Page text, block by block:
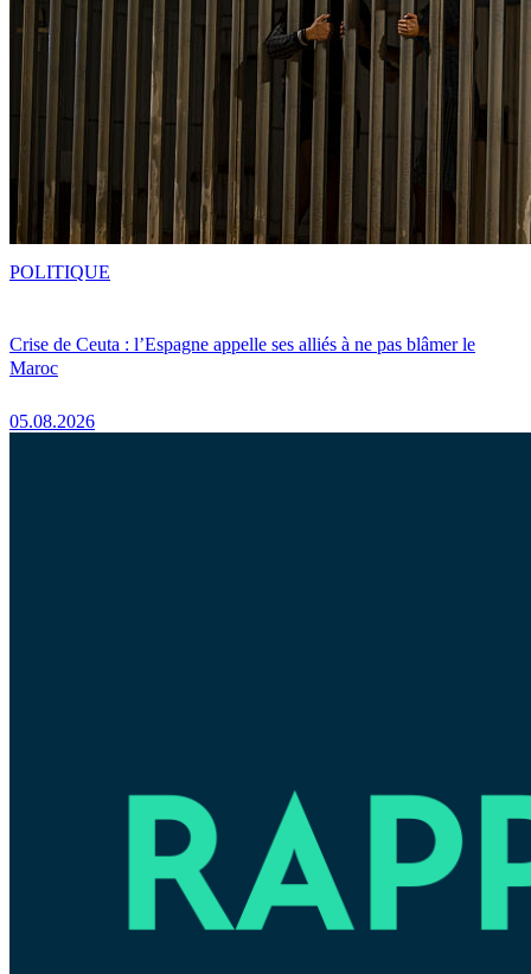
Crise de Ceuta : l’Espagne appelle ses alliés à ne pas blâmer le
Maroc
05.08.2026
POLITIQUE